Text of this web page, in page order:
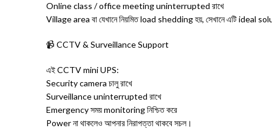
Online class / office meeting uninterrupted রাখে
Village area বা যেখানে নিয়মিত load shedding হয়, সেখানে এটি ideal
📹 CCTV & Surveillance Support
এই CCTV mini UPS:
Security camera চালু রাখে
Surveillance uninterrupted রাখে
Emergency সময় monitoring নিশ্চিত করে
Power না থাকলেও আপনার নিরাপত্তা থাকবে সচল।